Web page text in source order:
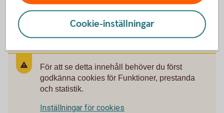
För att se detta innehåll behöver du först
godkänna cookies för Funktioner, prestanda
och statistik.
Inställningar för cookies
Cookie-inställningar